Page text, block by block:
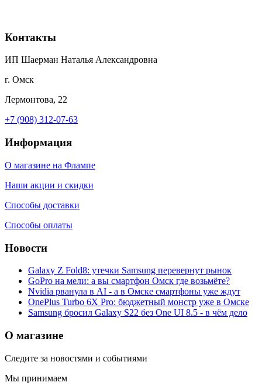
Контакты
ИП Шаерман Наталья Александровна
г. Омск
Лермонтова, 22
+7 (908) 312-07-63
Информация
О магазине на Флампе
Наши акции и скидки
Способы доставки
Способы оплаты
Новости
Galaxy Z Fold8: утечки Samsung перевернут рынок
GoPro на мели: а вы смартфон Омск где возьмёте?
Nvidia рванула в AI - а в Омске смартфоны уже ждут
OnePlus Turbo 6X Pro: бюджетный монстр уже в Омске
Samsung бросил Galaxy S22 без One UI 8.5 - в чём дело
О магазине
Следите за новостями и событиями
Мы принимаем